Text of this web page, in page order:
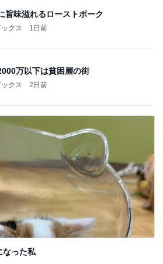
旨味溢れるローストポーク
クス 1日前
万以下は貧困層の街
クス 2日前
なった私